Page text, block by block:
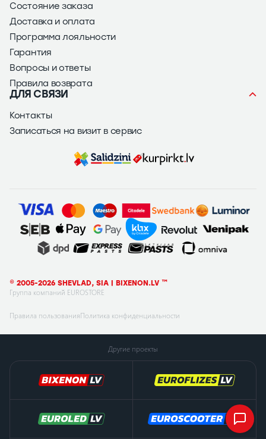
Состояние заказа
Доставка и оплата
Программа лояльности
Гарантия
Вопросы и ответы
Правила возврата
ДЛЯ СВЯЗИ
Контакты
Записаться на визит в сервис
© 2005-2026 SHEVLAD, SIA | BIXENON.LV ™
Группа компаний EUROSTORE
Правила пользованияПолитика конфиденциальности
Другие проекты